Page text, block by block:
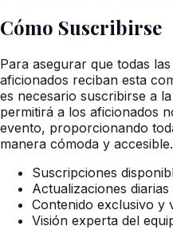
Cómo Suscribirse
Para asegurar que todas
aficionados reciban esta
es necesario suscribirse a
permitirá a los aficionados
evento, proporcionando
manera cómoda y accesible.
Suscripciones
Actualizaciones
Contenido exclusivo y
Visión experta del